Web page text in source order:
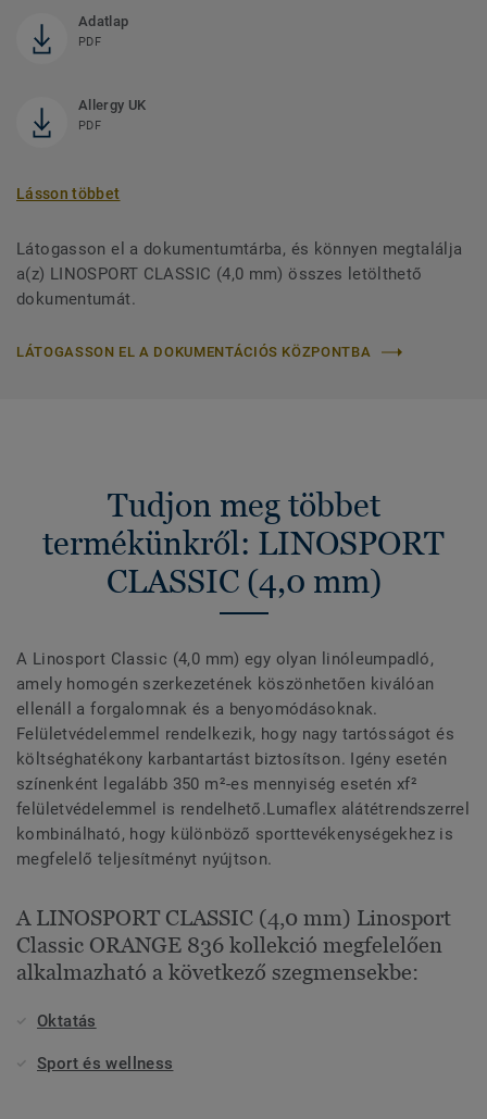
Adatlap
PDF
Allergy UK
PDF
Lásson többet
Látogasson el a dokumentumtárba, és könnyen megtalálja
a(z) LINOSPORT CLASSIC (4,0 mm) összes letölthető
dokumentumát.
LÁTOGASSON EL A DOKUMENTÁCIÓS KÖZPONTBA
Tudjon meg többet
termékünkről: LINOSPORT
CLASSIC (4,0 mm)
A Linosport Classic (4,0 mm) egy olyan linóleumpadló,
amely homogén szerkezetének köszönhetően kiválóan
ellenáll a forgalomnak és a benyomódásoknak.
Felületvédelemmel rendelkezik, hogy nagy tartósságot és
költséghatékony karbantartást biztosítson. Igény esetén
színenként legalább 350 m²-es mennyiség esetén xf²
felületvédelemmel is rendelhető.Lumaflex alátétrendszerrel
kombinálható, hogy különböző sporttevékenységekhez is
megfelelő teljesítményt nyújtson.
A LINOSPORT CLASSIC (4,0 mm) Linosport
Classic ORANGE 836 kollekció megfelelően
alkalmazható a következő szegmensekbe:
Oktatás
Sport és wellness